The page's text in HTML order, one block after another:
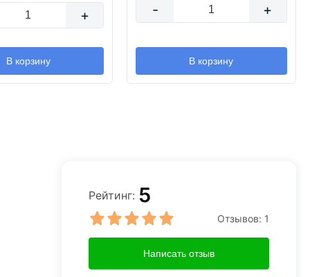
+
В корзину
- +
В корзину
Рейтинг: 5
Отзывов: 1
Написать отзыв